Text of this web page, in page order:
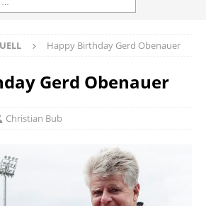
Happy Birthday Gerd Obenauer
Gerd Obenauer
Christian Bub